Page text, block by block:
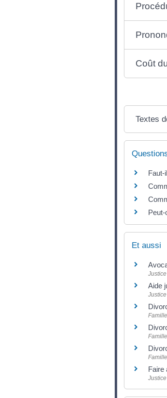
Coût
Textes
Faut-
Peut-
Et aussi
Justice
Aide
Justice
Faire
Justice